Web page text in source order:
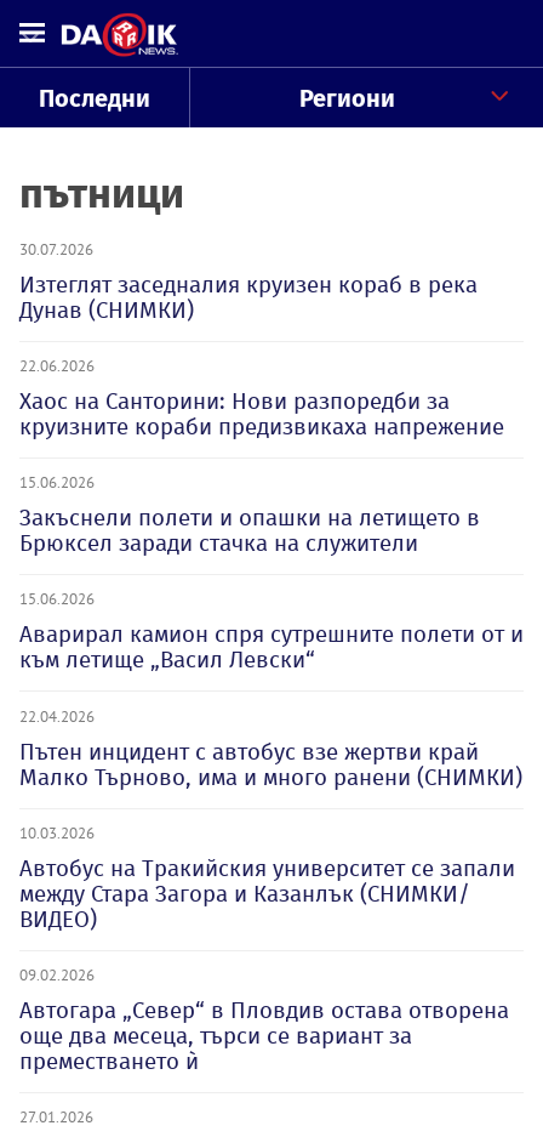
Последни Региони
пътници
30.07.2026
Изтеглят заседналия круизен кораб в река
Дунав (СНИМКИ)
22.06.2026
Хаос на Санторини: Нови разпоредби за
круизните кораби предизвикаха напрежение
15.06.2026
Закъснели полети и опашки на летището в
Брюксел заради стачка на служители
15.06.2026
Аварирал камион спря сутрешните полети от и
към летище „Васил Левски“
22.04.2026
Пътен инцидент с автобус взе жертви край
Малко Търново, има и много ранени (СНИМКИ)
10.03.2026
Автобус на Тракийския университет се запали
между Стара Загора и Казанлък (СНИМКИ/
ВИДЕО)
09.02.2026
Автогара „Север“ в Пловдив остава отворена
още два месеца, търси се вариант за
преместването ѝ
27.01.2026